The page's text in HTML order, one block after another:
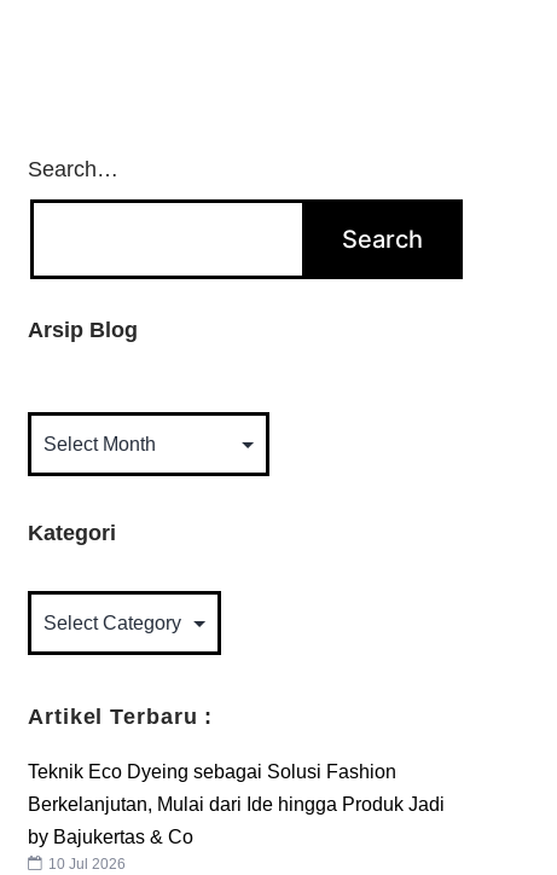
Search…
Arsip Blog
Kategori
Artikel Terbaru :
Teknik Eco Dyeing sebagai Solusi Fashion
Berkelanjutan, Mulai dari Ide hingga Produk Jadi
by Bajukertas & Co
10 Jul 2026